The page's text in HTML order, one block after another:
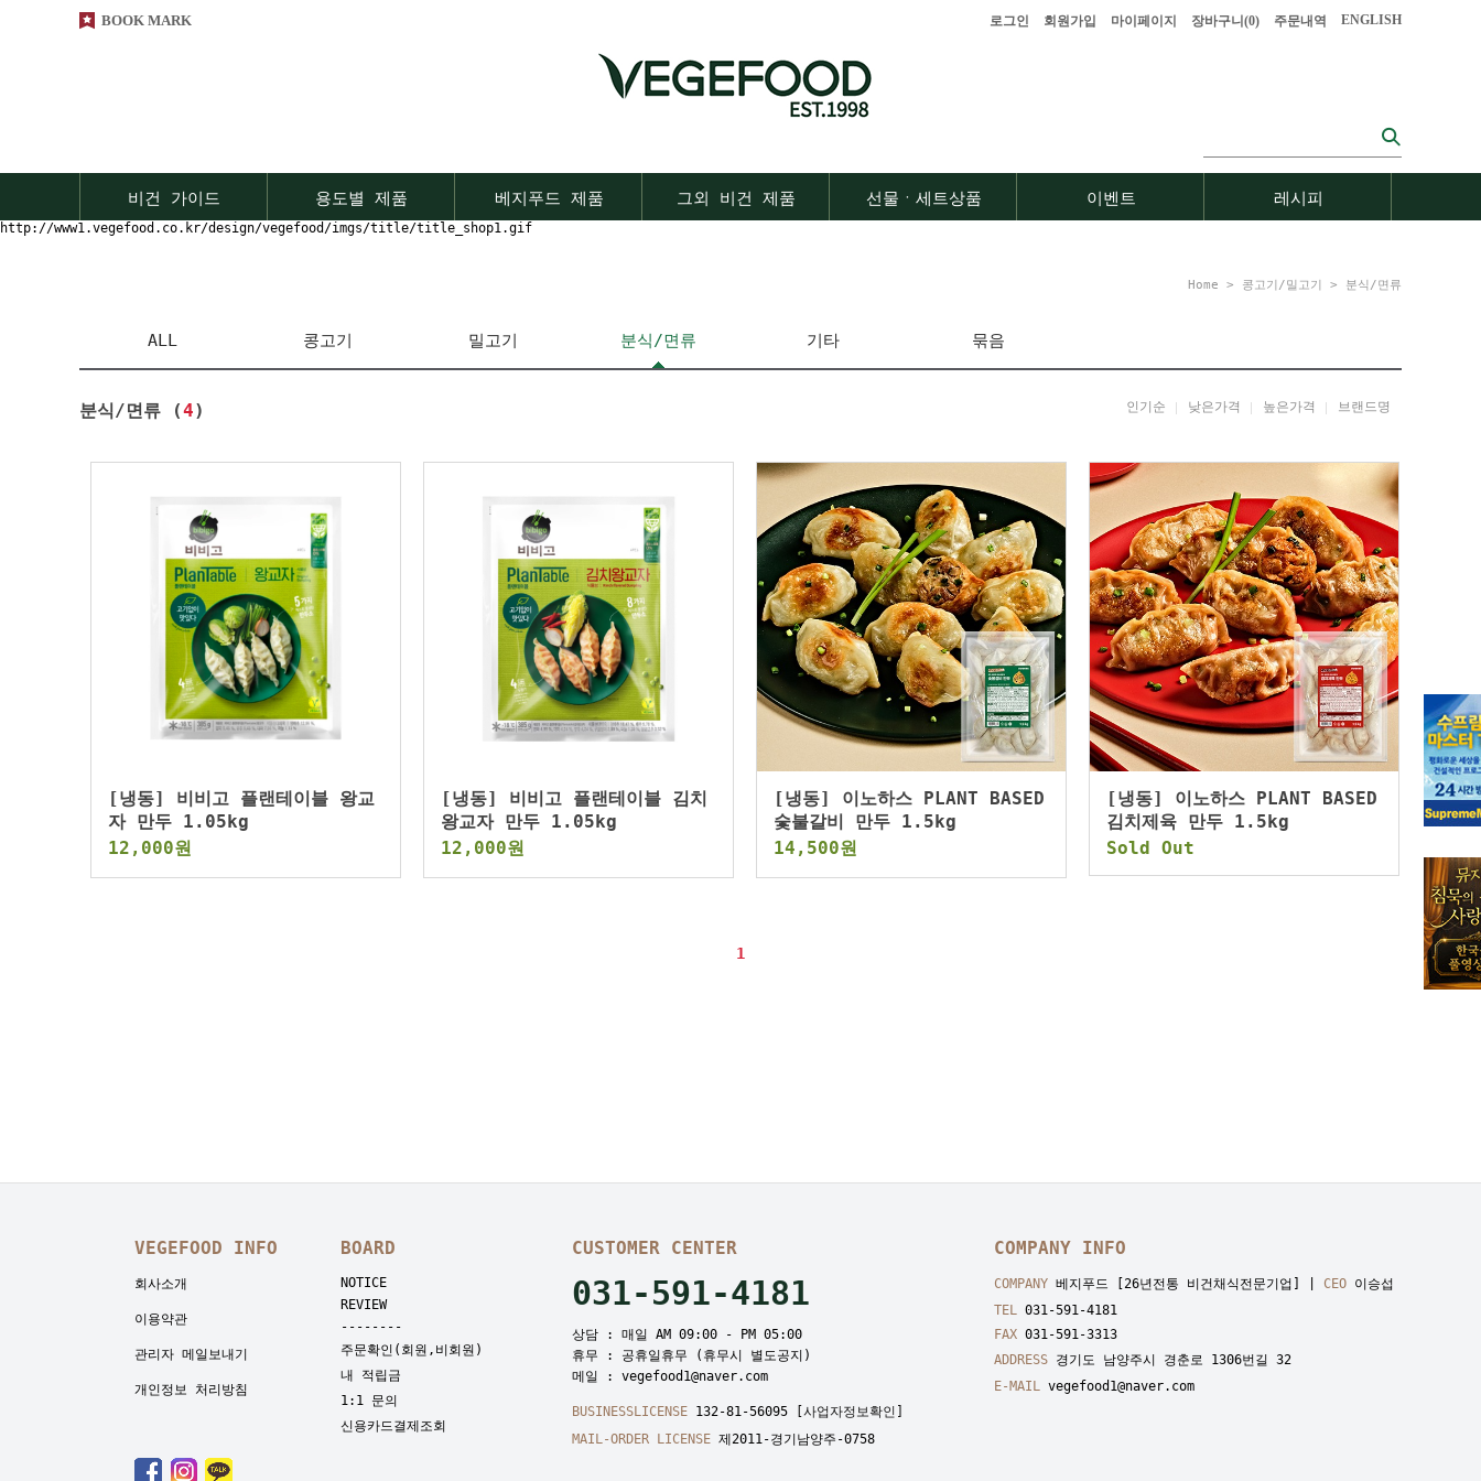
BOOK MARK 로그인 회원가입 마이페이지 장바구니(0) 주문내역 ENGLISH
비건 가이드 용도별 제품 베지푸드 제품 그외 비건 제품 선물ㆍ세트상품 이벤트 레시피
http://www1.vegefood.co.kr/design/vegefood/imgs/title/title_shop1.gif
Home > 콩고기/밀고기 > 분식/면류
ALL 콩고기 밀고기 분식/면류 기타 묶음
분식/면류 (4) 인기순 낮은가격 높은가격 브랜드명
[냉동] 비비고 플랜테이블 왕교
자 만두 1.05kg
12,000원
[냉동] 비비고 플랜테이블 김치
왕교자 만두 1.05kg
12,000원
[냉동] 이노하스 PLANT BASED
숯불갈비 만두 1.5kg
14,500원
[냉동] 이노하스 PLANT BASED
김치제육 만두 1.5kg
Sold Out
1
VEGEFOOD INFO
회사소개
이용약관
관리자 메일보내기
개인정보 처리방침
BOARD
NOTICE
REVIEW
--------
주문확인(회원,비회원)
내 적립금
1:1 문의
신용카드결제조회
CUSTOMER CENTER
031-591-4181
상담 : 매일 AM 09:00 - PM 05:00
휴무 : 공휴일휴무 (휴무시 별도공지)
메일 : vegefood1@naver.com
COMPANY INFO
COMPANY 베지푸드 [26년전통 비건채식전문기업] | CEO 이승섭
TEL 031-591-4181
FAX 031-591-3313
ADDRESS 경기도 남양주시 경춘로 1306번길 32
E-MAIL vegefood1@naver.com
BUSINESSLICENSE 132-81-56095
[사업자정보확인]
MAIL-ORDER LICENSE 제2011-경기남양주-0758